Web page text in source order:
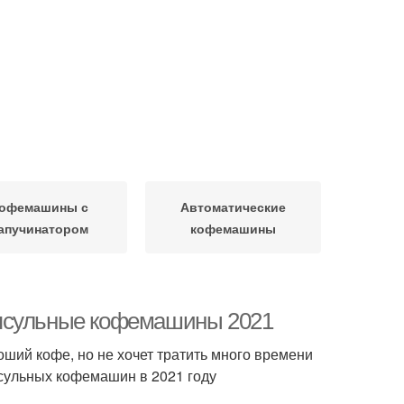
с
Автоматические
кофемашины
кофемашины 2021
кофе, но не хочет тратить много времени
кофемашин в 2021 году